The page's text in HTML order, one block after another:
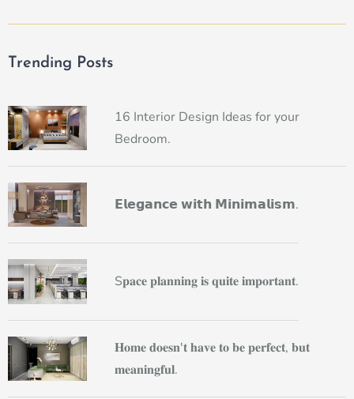
Trending Posts
16 Interior Design Ideas for your
Bedroom.
𝗘𝗹𝗲𝗴𝗮𝗻𝗰𝗲 𝘄𝗶𝘁𝗵 𝗠𝗶𝗻𝗶𝗺𝗮𝗹𝗶𝘀𝗺.
S𝐩𝐚𝐜𝐞 𝐩𝐥𝐚𝐧𝐧𝐢𝐧𝐠 𝐢𝐬 𝐪𝐮𝐢𝐭𝐞 𝐢𝐦𝐩𝐨𝐫𝐭𝐚𝐧𝐭.
𝐇𝐨𝐦𝐞 𝐝𝐨𝐞𝐬𝐧'𝐭 𝐡𝐚𝐯𝐞 𝐭𝐨 𝐛𝐞 𝐩𝐞𝐫𝐟𝐞𝐜𝐭, 𝐛𝐮𝐭
𝐦𝐞𝐚𝐧𝐢𝐧𝐠𝐟𝐮𝐥.